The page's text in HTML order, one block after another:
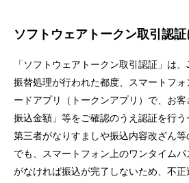
メリット
機能・サービス
ソフトウェアトークン取引認
「ソフトウェアトークン取引認証」は
振替処理が行われた都度、スマートフ
ードアプリ（トークンアプリ）で、お客
振込金額」等をご確認のうえ認証を行う
第三者がなりすましや振込内容改ざん
でも、スマートフォン上のワンタイム
がなければ振込が完了しないため、不